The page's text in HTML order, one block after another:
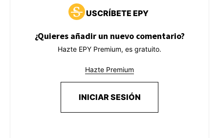
USCRÍBETE EPY
¿Quieres añadir un nuevo comentario?
Hazte EPY Premium, es gratuito.
Hazte Premium
INICIAR SESIÓN